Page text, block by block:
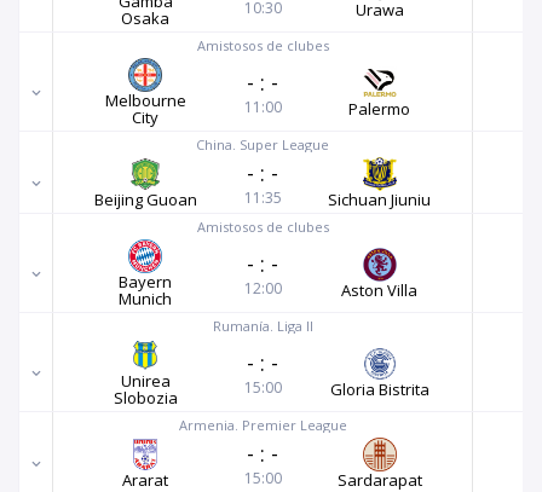
Osaka 10:30 Urawa
Amistosos de clubes
Melbourne
City
- : -
11:00 Palermo
China. Super League
Beijing Guoan
- : -
11:35 Sichuan Jiuniu
Amistosos de clubes
Bayern
Munich
- : -
12:00 Aston Villa
Rumanía. Liga II
Unirea
Slobozia
- : -
15:00 Gloria Bistrita
Armenia. Premier League
Ararat
- : -
15:00 Sardarapat